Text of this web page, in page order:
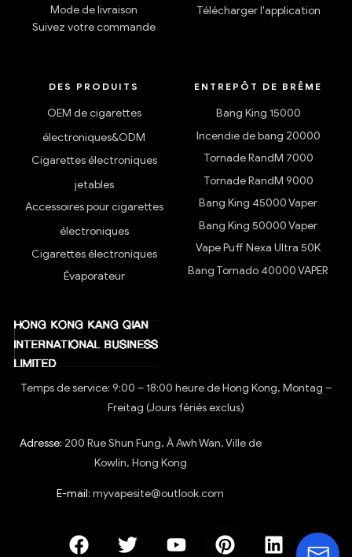
Mode de livraison
Suivez votre commande
Télécharger l'application
DES PRODUITS
OEM de cigarettes
électroniques&ODM
Cigarettes électroniques
jetables
Accessoires pour cigarettes
électroniques
Cigarettes électroniques
Évaporateur
ENTREPÔT DE BRÊME
Bang King 15000
Incendie de bang 20000
Tornade RandM 7000
Tornade RandM 9000
Bang King 45000 Vaper
Bang King 50000 Vaper
Vape Puff Nexa Ultra 50K
Bang Tornado 40000 VAPER
Temps de service: 9:00 – 18:00 heure de Hong Kong, Montag –
Freitag (Jours fériés exclus)
Adresse: 200 Rue Shun Fung, À Awh Wan, Ville de
Kowlín, Hong Kong
E-mail: myvapesite@outlook.com